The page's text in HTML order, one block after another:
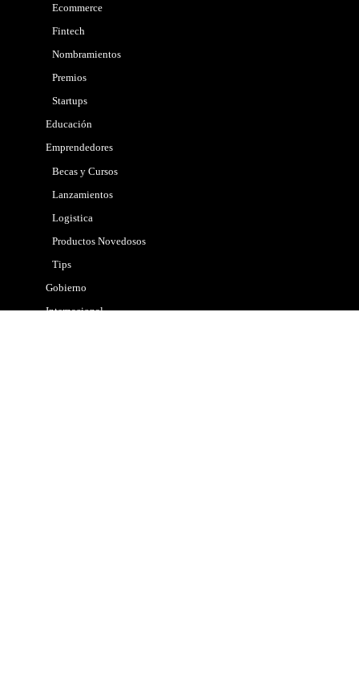
Ecommerce
Fintech
Nombramientos
Premios
Startups
Educación
Emprendedores
Becas y Cursos
Lanzamientos
Logistica
Productos Novedosos
Tips
Gobierno
Internacional